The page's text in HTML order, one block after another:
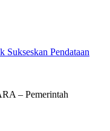
Pendataan
– Pemerintah